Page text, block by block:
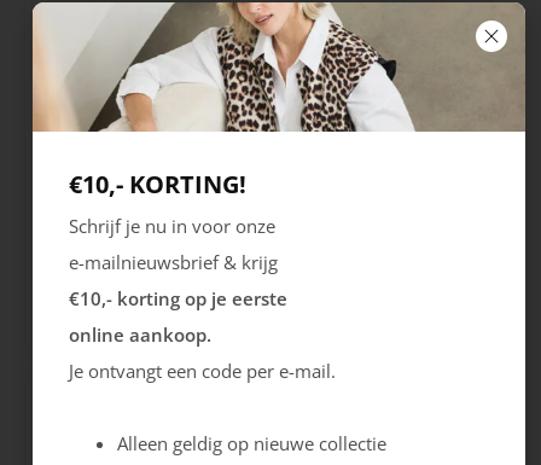
Cristallino
99.99
€10,- KORTING!
Schrijf je nu in voor onze
e-mailnieuwsbrief & krijg
€10,- korting op je eerste
online aankoop.
Je ontvangt een code per e-mail.
Alleen geldig op nieuwe collectie